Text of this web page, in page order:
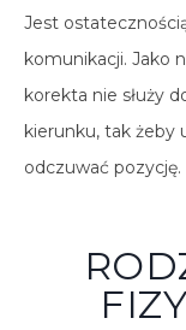
Jest
komunikacji. Jako
korekta nie służy
kierunku, tak żeby
odczuwać pozycję.